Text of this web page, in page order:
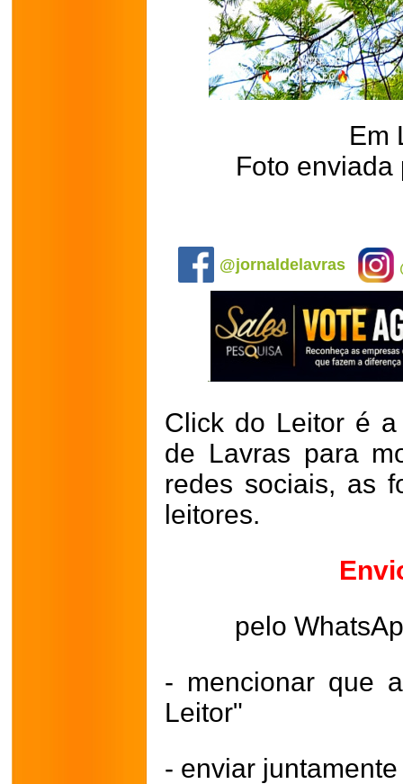
Em
Foto
@jornaldelavras
Click do Leitor é
de Lavras para
redes sociais, as
leitores.
pelo
- mencionar que
Leitor"
- enviar